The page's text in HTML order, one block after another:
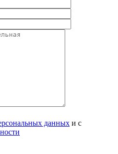
данных и с